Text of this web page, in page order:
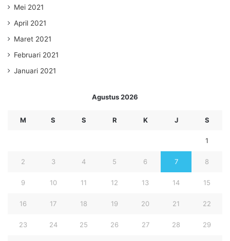
kepercayaan/agama/etnisitas pihak lain. Pertanggungjawaban semua
konten yang dikirim sepenuhnya ada pada pengirim tulisan/penulis,
Mei 2021
April 2021
Maret 2021
Februari 2021
Januari 2021
Agustus 2026
M S S R K J S
1
2 3 4 5 6 7 8
9 10 11 12 13 14 15
16 17 18 19 20 21 22
23 24 25 26 27 28 29